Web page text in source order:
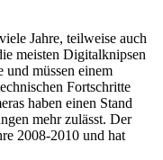
Jahre, teilweise auch
meisten Digitalknipsen
und müssen einem
Fortschritte
haben einen Stand
mehr zulässt. Der
2008-2010 und hat